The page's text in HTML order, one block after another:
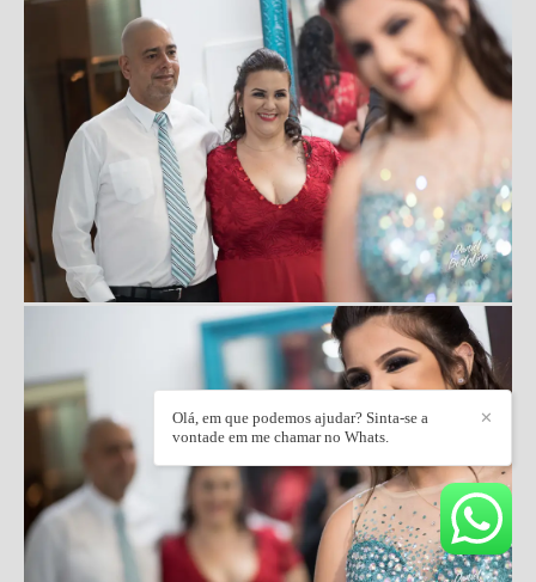
✕
Olá, em que podemos ajudar? Sinta-se a
vontade em me chamar no Whats.